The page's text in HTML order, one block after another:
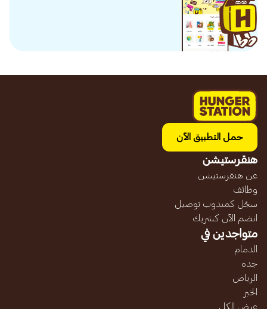
حمل التطبيق الآن
هنقرستيشن
عن هنقرستيشن
وظائف
سجّل كمندوب توصيل
انضم الآن كشريك
متواجدين في
الدمام
جده
الرياض
الخبر
عرض الكل...